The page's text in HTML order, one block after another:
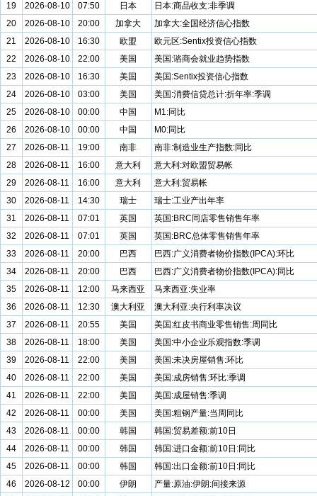
19
2026-08-10 07:50 日本
日本:商品收支:非季调
20
2026-08-10 20:00 加拿大
加拿大:全国经济信心指数
21
2026-08-10 16:30 欧盟
欧元区:Sentix投资信心指数
22
2026-08-10 22:00 美国
美国:谘商会就业趋势指数
23
2026-08-10 16:30 美国
美国:Sentix投资信心指数
24
2026-08-10 03:00 美国
美国:消费信贷总计:折年率:季调
25
2026-08-10 00:00 中国
M1:同比
26
2026-08-10 00:00 中国
M0:同比
27
2026-08-11 19:00 南非
南非:制造业生产指数:同比
28
2026-08-11 16:00 意大利
意大利:对欧盟贸易帐
29
2026-08-11 16:00 意大利
意大利:贸易帐
30
2026-08-11 14:30 瑞士
瑞士:工业产出年率
31
2026-08-11 07:01 英国
英国:BRC同店零售销售年率
32
2026-08-11 07:01 英国
英国:BRC总体零售销售年率
33
2026-08-11 20:00 巴西
巴西:广义消费者物价指数(IPCA):环比
34
2026-08-11 20:00 巴西
巴西:广义消费者物价指数(IPCA):同比
35
2026-08-11 12:00 马来西亚
马来西亚:失业率
36
2026-08-11 12:30 澳大利亚
澳大利亚:央行利率决议
37
2026-08-11 20:55 美国
美国:红皮书商业零售销售:周同比
38
2026-08-11 18:00 美国
美国:中小企业乐观指数:季调
39
2026-08-11 22:00 美国
美国:未决房屋销售:环比
40
2026-08-11 22:00 美国
美国:成房销售:环比:季调
41
2026-08-11 22:00 美国
美国:成屋销售:季调
42
2026-08-11 00:00 美国
美国:粗钢产量:当周同比
43
2026-08-11 00:00 韩国
韩国:贸易差额:前10日
44
2026-08-11 00:00 韩国
韩国:进口金额:前10日:同比
45
2026-08-11 00:00 韩国
韩国:出口金额:前10日:同比
46
2026-08-12 00:00 伊朗
产量:原油:伊朗:间接来源